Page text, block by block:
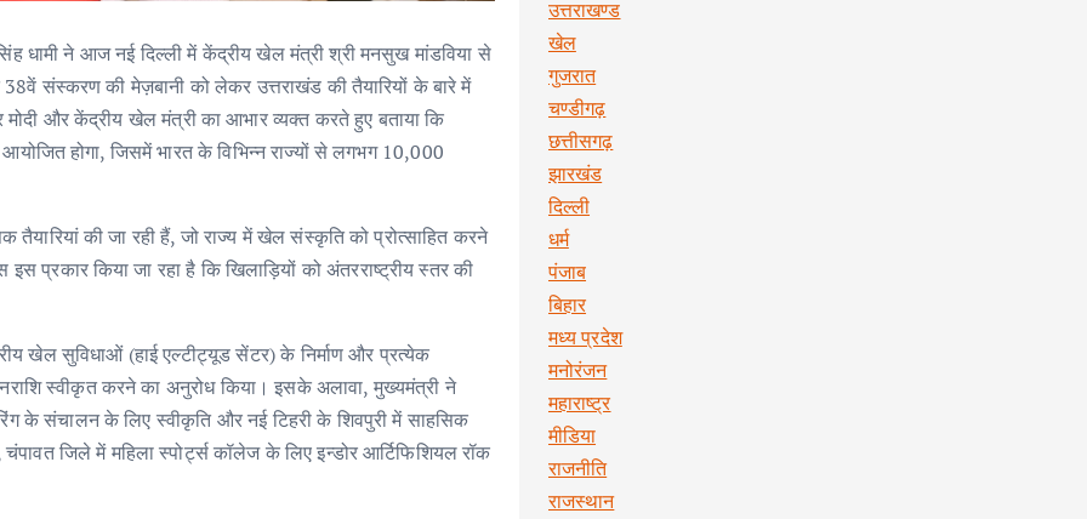
धामी ने आज नई दिल्ली में केंद्रीय खेल मंत्री श्री मनसुख मांडविया से
38वें संस्करण की मेज़बानी को लेकर उत्तराखंड की तैयारियों के बारे में
मोदी और केंद्रीय खेल मंत्री का आभार व्यक्त करते हुए बताया कि
होगा, जिसमें भारत के विभिन्न राज्यों से लगभग 10,000
की जा रही हैं, जो राज्य में खेल संस्कृति को प्रोत्साहित करने
प्रकार किया जा रहा है कि खिलाड़ियों को अंतरराष्ट्रीय स्तर की
खेल सुविधाओं (हाई एल्टीट्यूड सेंटर) के निर्माण और प्रत्येक
स्वीकृत करने का अनुरोध किया। इसके अलावा, मुख्यमंत्री ने
के संचालन के लिए स्वीकृति और नई टिहरी के शिवपुरी में साहसिक
जिले में महिला स्पोर्ट्स कॉलेज के लिए इन्डोर आर्टिफिशियल रॉक
उत्तराखण्ड
खेल
गुजरात
चण्डीगढ़
छत्तीसगढ़
झारखंड
दिल्ली
धर्म
पंजाब
बिहार
मध्य प्रदेश
मनोरंजन
महाराष्ट्र
मीडिया
राजनीति
राजस्थान